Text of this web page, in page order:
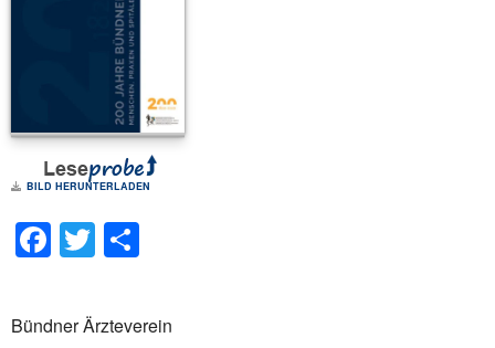
BILD HERUNTERLADEN
Facebook
Twitter
Bündner Ärzteverein